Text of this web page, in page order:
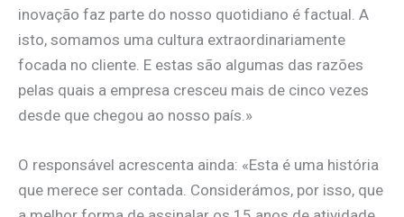
inovação faz parte do nosso quotidiano é factual. A
isto, somamos uma cultura extraordinariamente
focada no cliente. E estas são algumas das razões
pelas quais a empresa cresceu mais de cinco vezes
desde que chegou ao nosso país.»
O responsável acrescenta ainda: «Esta é uma história
que merece ser contada. Considerámos, por isso, que